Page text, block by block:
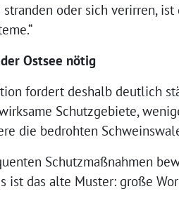
oder sich verirren,
Ostsee nötig
fordert deshalb deutlich
Schutzgebiete,
die bedrohten
Schutzmaßnahmen
ist das alte Muster: große